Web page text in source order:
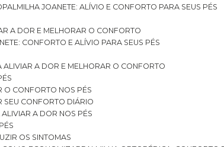
PALMILHA JOANETE: ALÍVIO E CONFORTO PARA SEUS PÉS
A DOR E MELHORAR O CONFORTO
CONFORTO E ALÍVIO PARA SEUS PÉS
ALIVIAR A DOR E MELHORAR O CONFORTO
O CONFORTO NOS PÉS
SEU CONFORTO DIÁRIO
A DOR NOS PÉS
OS SINTOMAS